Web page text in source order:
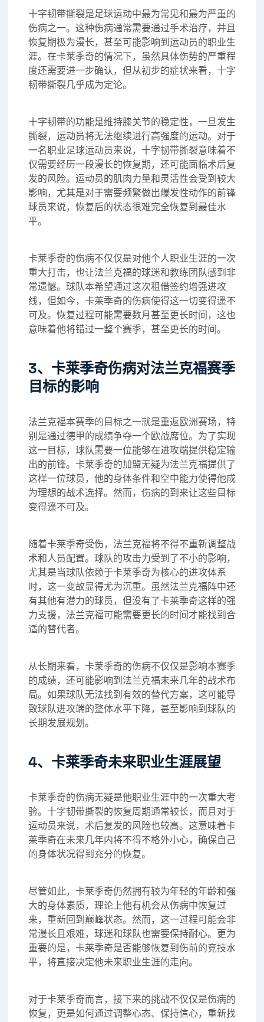
十字韧带撕裂是足球运动中最为常见和最为严重的
伤病之一。这种伤病通常需要通过手术治疗，并且
恢复期极为漫长，甚至可能影响到运动员的职业生
涯。在卡莱季奇的情况下，虽然具体伤势的严重程
度还需要进一步确认，但从初步的症状来看，十字
韧带撕裂几乎成为定论。
十字韧带的功能是维持膝关节的稳定性，一旦发生
撕裂，运动员将无法继续进行高强度的运动。对于
一名职业足球运动员来说，十字韧带撕裂意味着不
仅需要经历一段漫长的恢复期，还可能面临术后复
发的风险。运动员的肌肉力量和灵活性会受到较大
影响，尤其是对于需要频繁做出爆发性动作的前锋
球员来说，恢复后的状态很难完全恢复到最佳水
平。
卡莱季奇的伤病不仅仅是对他个人职业生涯的一次
重大打击，也让法兰克福的球迷和教练团队感到非
常遗憾。球队本希望通过这次租借签约增强进攻
线，但如今，卡莱季奇的伤病使得这一切变得遥不
可及。恢复过程可能需要数月甚至更长时间，这也
意味着他将错过一整个赛季，甚至更长的时间。
3、卡莱季奇伤病对法兰克福赛季
目标的影响
法兰克福本赛季的目标之一就是重返欧洲赛场，特
别是通过德甲的成绩争夺一个欧战席位。为了实现
这一目标，球队需要一位能够在进攻端提供稳定输
出的前锋。卡莱季奇的加盟无疑为法兰克福提供了
这样一位球员，他的身体条件和空中能力使得他成
为理想的战术选择。然而，伤病的到来让这些目标
变得遥不可及。
随着卡莱季奇受伤，法兰克福将不得不重新调整战
术和人员配置。球队的攻击力受到了不小的影响，
尤其是当球队依赖于卡莱季奇为核心的进攻体系
时，这一变故显得尤为沉重。虽然法兰克福阵中还
有其他有潜力的球员，但没有了卡莱季奇这样的强
力支援，法兰克福可能需要更长的时间才能找到合
适的替代者。
从长期来看，卡莱季奇的伤病不仅仅是影响本赛季
的成绩，还可能影响到法兰克福未来几年的战术布
局。如果球队无法找到有效的替代方案，这可能导
致球队进攻端的整体水平下降，甚至影响到球队的
长期发展规划。
4、卡莱季奇未来职业生涯展望
卡莱季奇的伤病无疑是他职业生涯中的一次重大考
验。十字韧带撕裂的恢复周期通常较长，而且对于
运动员来说，术后复发的风险也较高。这意味着卡
莱季奇在未来几年内将不得不格外小心，确保自己
的身体状况得到充分的恢复。
尽管如此，卡莱季奇仍然拥有较为年轻的年龄和强
大的身体素质，理论上他有机会从伤病中恢复过
来，重新回到巅峰状态。然而，这一过程可能会非
常漫长且艰难，球迷和球队也需要保持耐心。更为
重要的是，卡莱季奇是否能够恢复到伤前的竞技水
平，将直接决定他未来职业生涯的走向。
对于卡莱季奇而言，接下来的挑战不仅仅是伤病的
恢复，更是如何通过调整心态、保持信心，重新找